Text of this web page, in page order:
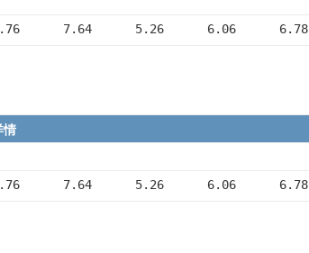
7.64      5.26      6.06      6.78
情
7.64      5.26      6.06      6.78